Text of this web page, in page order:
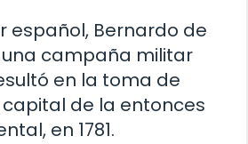
español, Bernardo de
una campaña militar
en la toma de
capital de la entonces
en 1781.